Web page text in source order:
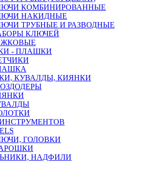
КОМБИНИРОВАННЫЕ
НАКИДНЫЕ
ТРУБНЫЕ И РАЗВОДНЫЕ
КЛЮЧЕЙ
- ПЛАШКИ
КУВАЛДЫ, КИЯНКИ
ГОЛОВКИ
НАДФИЛИ